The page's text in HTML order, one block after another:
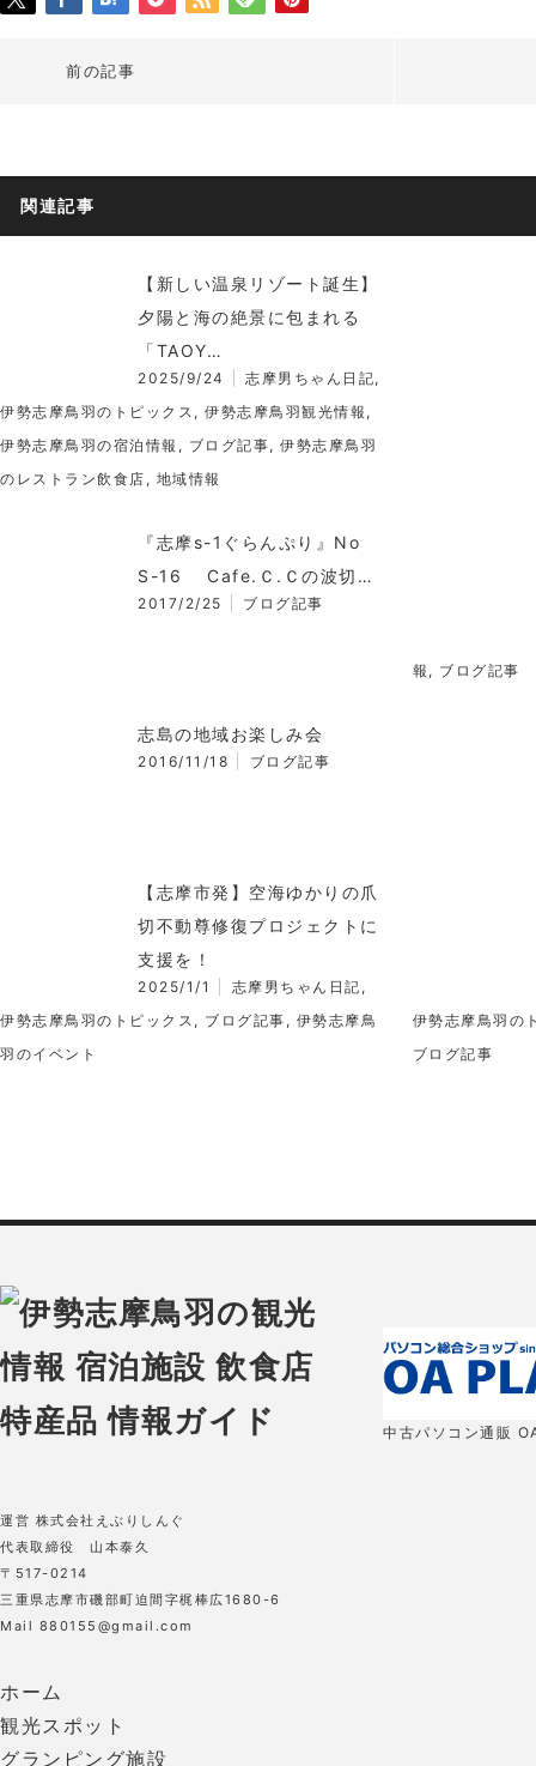
前の記事
関連記事
【新しい温泉リゾート誕生】
夕陽と海の絶景に包まれる
「TAOY…
2025/9/24 志摩男ちゃん日記,
伊勢志摩鳥羽のトピックス , 伊勢志摩鳥羽観光情報 ,
伊勢志摩鳥羽の宿泊情報 , ブログ記事, 伊勢志摩鳥羽
のレストラン飲食店 , 地域情報
『志摩s-1ぐらんぷり』No
S-16 Cafe.Ｃ.Ｃの波切…
2017/2/25 ブログ記事
報 , ブログ記事
志島の地域お楽しみ会
2016/11/18 ブログ記事
【志摩市発】空海ゆかりの爪
切不動尊修復プロジェクトに
支援を！
2025/1/1 志摩男ちゃん日記 ,
伊勢志摩鳥羽のトピックス , ブログ記事 , 伊勢志摩鳥
羽のイベント
伊勢志摩鳥羽の
ブログ記事
中古パソコン通販
運営 株式会社えぶりしんぐ
代表取締役 山本泰久
〒517-0214
三重県志摩市磯部町迫間字梶棒広1680-6
Mail 880155@gmail.com
ホーム
観光スポット
グランピング施設